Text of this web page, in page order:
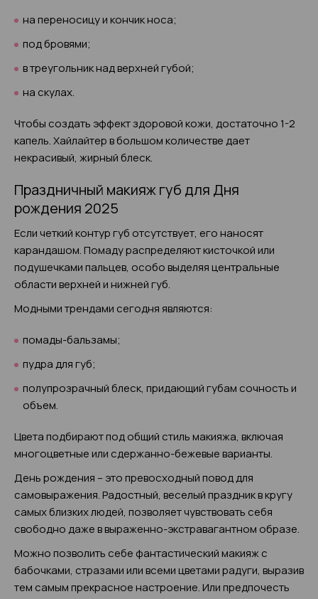
на переносицу и кончик носа;
под бровями;
в треугольник над верхней губой;
на скулах.
Чтобы создать эффект здоровой кожи, достаточно 1-2
капель. Хайлайтер в большом количестве дает
некрасивый, жирный блеск.
Праздничный макияж губ для Дня
рождения 2025
Если четкий контур губ отсутствует, его наносят
карандашом. Помаду распределяют кисточкой или
подушечками пальцев, особо выделяя центральные
области верхней и нижней губ.
Модными трендами сегодня являются:
помады-бальзамы;
пудра для губ;
полупрозрачный блеск, придающий губам сочность и
объем.
Цвета подбирают под общий стиль макияжа, включая
многоцветные или сдержанно-бежевые варианты.
День рождения – это превосходный повод для
самовыражения. Радостный, веселый праздник в кругу
самых близких людей, позволяет чувствовать себя
свободно даже в выраженно-экстравагантном образе.
Можно позволить себе фантастический макияж с
бабочками, стразами или всеми цветами радуги, выразив
тем самым прекрасное настроение. Или предпочесть